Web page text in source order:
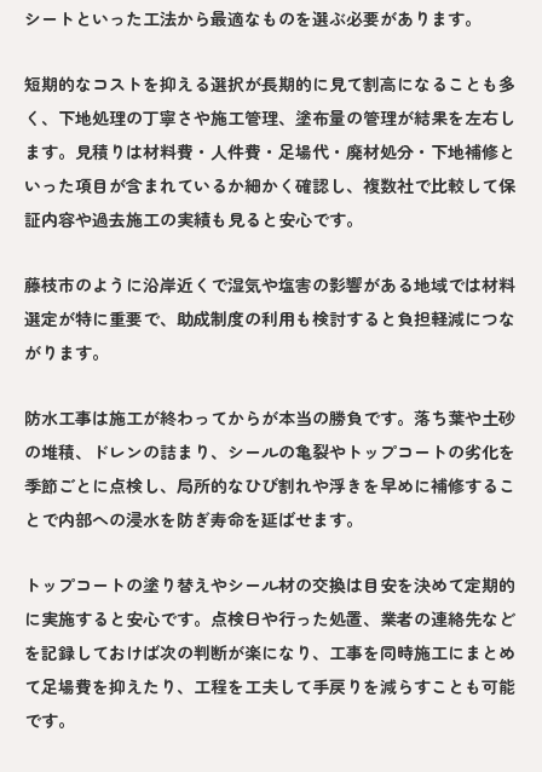
シートといった工法から最適なものを選ぶ必要があります。
短期的なコストを抑える選択が長期的に見て割高になることも多
く、下地処理の丁寧さや施工管理、塗布量の管理が結果を左右し
ます。見積りは材料費・人件費・足場代・廃材処分・下地補修と
いった項目が含まれているか細かく確認し、複数社で比較して保
証内容や過去施工の実績も見ると安心です。
藤枝市のように沿岸近くで湿気や塩害の影響がある地域では材料
選定が特に重要で、助成制度の利用も検討すると負担軽減につな
がります。
防水工事は施工が終わってからが本当の勝負です。落ち葉や土砂
の堆積、ドレンの詰まり、シールの亀裂やトップコートの劣化を
季節ごとに点検し、局所的なひび割れや浮きを早めに補修するこ
とで内部への浸水を防ぎ寿命を延ばせます。
トップコートの塗り替えやシール材の交換は目安を決めて定期的
に実施すると安心です。点検日や行った処置、業者の連絡先など
を記録しておけば次の判断が楽になり、工事を同時施工にまとめ
て足場費を抑えたり、工程を工夫して手戻りを減らすことも可能
です。